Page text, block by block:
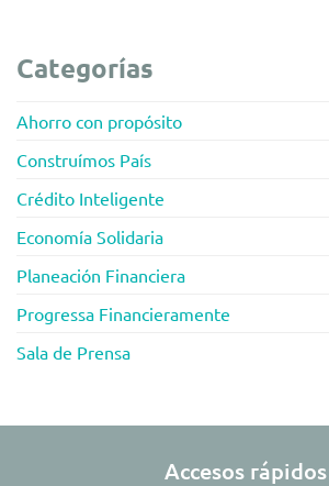
Categorías
Ahorro con propósito
Construímos País
Crédito Inteligente
Economía Solidaria
Planeación Financiera
Progressa Financieramente
Sala de Prensa
Accesos rápidos